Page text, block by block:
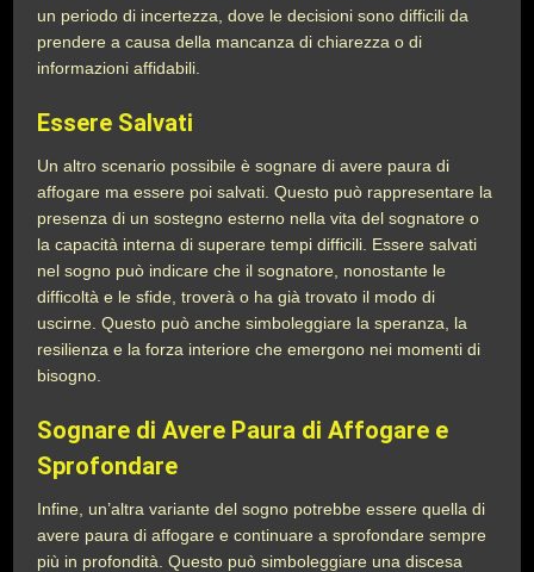
un periodo di incertezza, dove le decisioni sono difficili da
prendere a causa della mancanza di chiarezza o di
informazioni affidabili.
Essere Salvati
Un altro scenario possibile è sognare di avere paura di
affogare ma essere poi salvati. Questo può rappresentare la
presenza di un sostegno esterno nella vita del sognatore o
la capacità interna di superare tempi difficili. Essere salvati
nel sogno può indicare che il sognatore, nonostante le
difficoltà e le sfide, troverà o ha già trovato il modo di
uscirne. Questo può anche simboleggiare la speranza, la
resilienza e la forza interiore che emergono nei momenti di
bisogno.
Sognare di Avere Paura di Affogare e
Sprofondare
Infine, un’altra variante del sogno potrebbe essere quella di
avere paura di affogare e continuare a sprofondare sempre
più in profondità. Questo può simboleggiare una discesa